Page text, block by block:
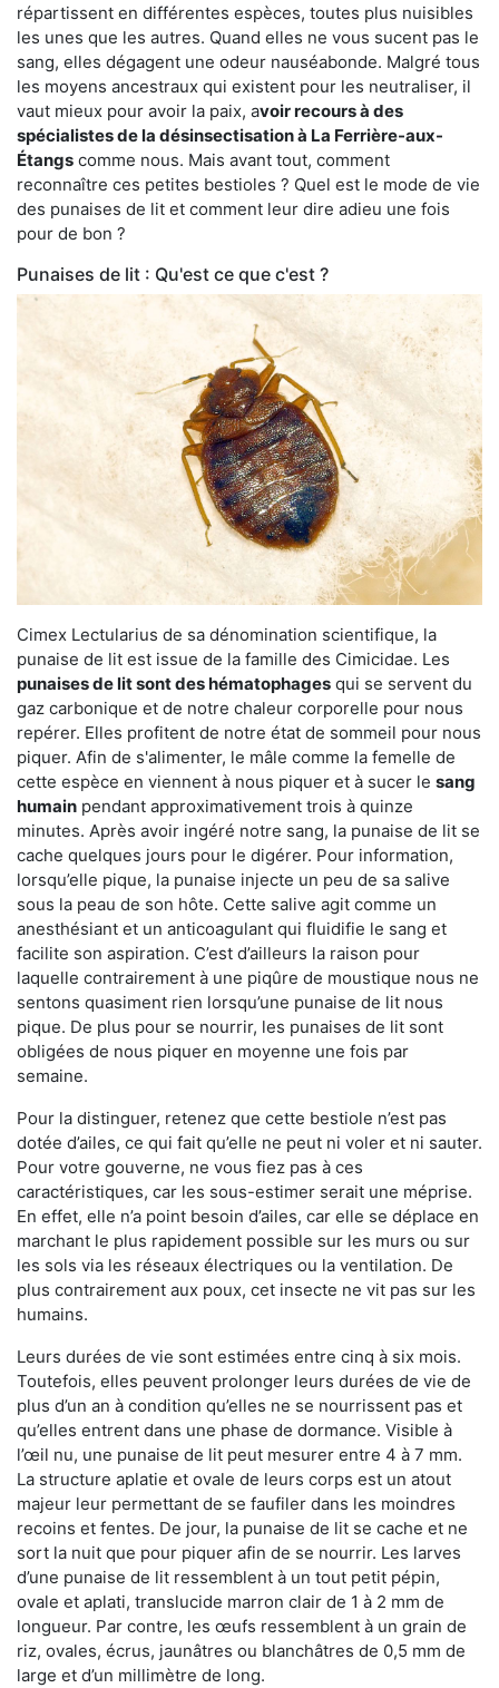
répartissent en différentes espèces, toutes plus nuisibles
les unes que les autres. Quand elles ne vous sucent pas le
sang, elles dégagent une odeur nauséabonde. Malgré tous
les moyens ancestraux qui existent pour les neutraliser, il
vaut mieux pour avoir la paix, avoir recours à des
spécialistes de la désinsectisation à La Ferrière-aux-
Étangs comme nous. Mais avant tout, comment
reconnaître ces petites bestioles ? Quel est le mode de vie
des punaises de lit et comment leur dire adieu une fois
pour de bon ?
Punaises de lit : Qu'est ce que c'est ?
Cimex Lectularius de sa dénomination scientifique, la
punaise de lit est issue de la famille des Cimicidae. Les
punaises de lit sont des hématophages qui se servent du
gaz carbonique et de notre chaleur corporelle pour nous
repérer. Elles profitent de notre état de sommeil pour nous
piquer. Afin de s'alimenter, le mâle comme la femelle de
cette espèce en viennent à nous piquer et à sucer le sang
humain pendant approximativement trois à quinze
minutes. Après avoir ingéré notre sang, la punaise de lit se
cache quelques jours pour le digérer. Pour information,
lorsqu’elle pique, la punaise injecte un peu de sa salive
sous la peau de son hôte. Cette salive agit comme un
anesthésiant et un anticoagulant qui fluidifie le sang et
facilite son aspiration. C’est d’ailleurs la raison pour
laquelle contrairement à une piqûre de moustique nous ne
sentons quasiment rien lorsqu’une punaise de lit nous
pique. De plus pour se nourrir, les punaises de lit sont
obligées de nous piquer en moyenne une fois par
semaine.
Pour la distinguer, retenez que cette bestiole n’est pas
dotée d’ailes, ce qui fait qu’elle ne peut ni voler et ni sauter.
Pour votre gouverne, ne vous fiez pas à ces
caractéristiques, car les sous-estimer serait une méprise.
En effet, elle n’a point besoin d’ailes, car elle se déplace en
marchant le plus rapidement possible sur les murs ou sur
les sols via les réseaux électriques ou la ventilation. De
plus contrairement aux poux, cet insecte ne vit pas sur les
humains.
Leurs durées de vie sont estimées entre cinq à six mois.
Toutefois, elles peuvent prolonger leurs durées de vie de
plus d’un an à condition qu’elles ne se nourrissent pas et
qu’elles entrent dans une phase de dormance. Visible à
l’œil nu, une punaise de lit peut mesurer entre 4 à 7 mm.
La structure aplatie et ovale de leurs corps est un atout
majeur leur permettant de se faufiler dans les moindres
recoins et fentes. De jour, la punaise de lit se cache et ne
sort la nuit que pour piquer afin de se nourrir. Les larves
d’une punaise de lit ressemblent à un tout petit pépin,
ovale et aplati, translucide marron clair de 1 à 2 mm de
longueur. Par contre, les œufs ressemblent à un grain de
riz, ovales, écrus, jaunâtres ou blanchâtres de 0,5 mm de
large et d’un millimètre de long.